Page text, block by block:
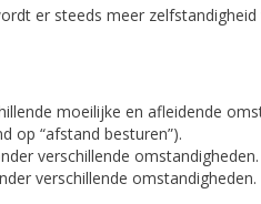
er steeds meer
moeilijke en afleidende
op “afstand besturen”).
verschillende omstandigheden.
verschillende omstandigheden.